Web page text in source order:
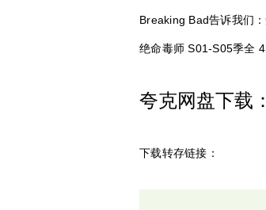
Breaking Bad告诉我们
绝命毒师 S01-S05季全
夸克网盘下载：
下载转存链接：